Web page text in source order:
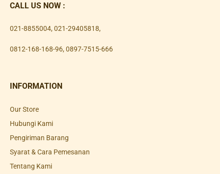
CALL US NOW :
021-8855004, 021-29405818,
0812-168-168-96, 0897-7515-666
INFORMATION
Our Store
Hubungi Kami
Pengiriman Barang
Syarat & Cara Pemesanan
Tentang Kami